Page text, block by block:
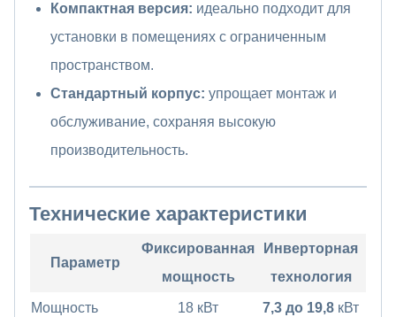
Компактная версия: идеально подходит для
установки в помещениях с ограниченным
пространством.
Стандартный корпус: упрощает монтаж и
обслуживание, сохраняя высокую
производительность.
Технические характеристики
Параметр
Фиксированная
мощность
Инверторная
технология
Мощность 18 кВт 7,3 до 19,8 кВт